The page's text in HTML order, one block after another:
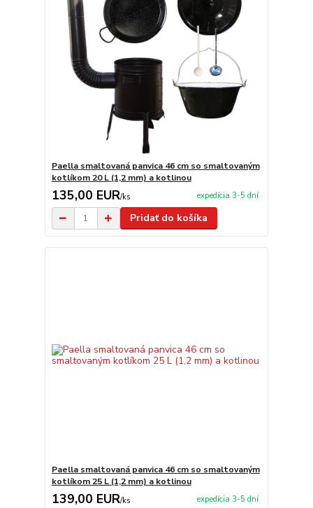
Paella smaltovaná panvica 46 cm so smaltovaným
kotlíkom 20 L (1,2 mm) a kotlinou
135,00 EUR/ks expedícia 3-5 dní
Pridať do košíka
Paella smaltovaná panvica 46 cm so smaltovaným
kotlíkom 25 L (1,2 mm) a kotlinou
139,00 EUR/ks expedícia 3-5 dní